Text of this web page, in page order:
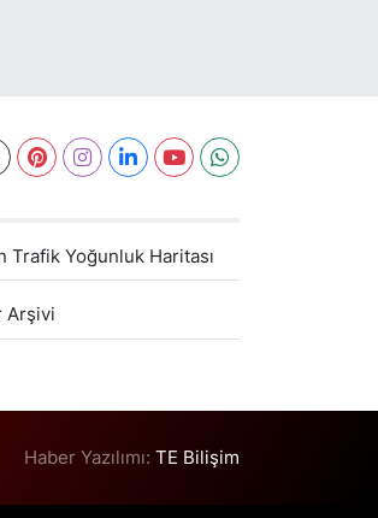
Trafik Yoğunluk Haritası
Arşivi
Haber Yazılımı:TE Bilişim